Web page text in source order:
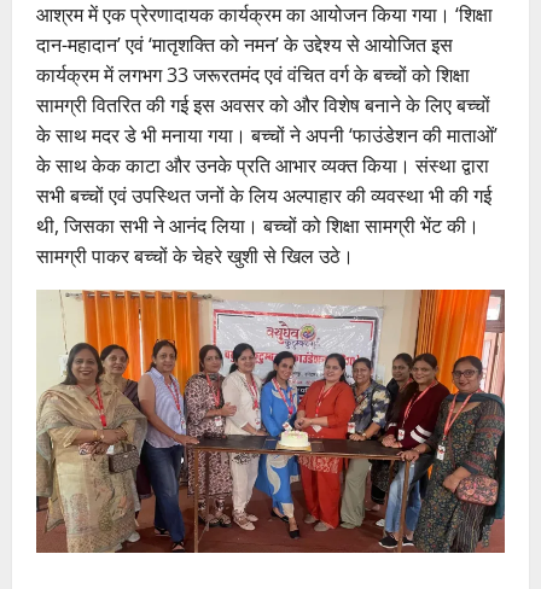
आश्रम में एक प्रेरणादायक कार्यक्रम का आयोजन किया गया। ‘शिक्षा
दान-महादान’ एवं ‘मातृशक्ति को नमन’ के उद्देश्य से आयोजित इस
कार्यक्रम में लगभग 33 जरूरतमंद एवं वंचित वर्ग के बच्चों को शिक्षा
सामग्री वितरित की गई इस अवसर को और विशेष बनाने के लिए बच्चों
के साथ मदर डे भी मनाया गया। बच्चों ने अपनी ‘फाउंडेशन की माताओं’
के साथ केक काटा और उनके प्रति आभार व्यक्त किया। संस्था द्वारा
सभी बच्चों एवं उपस्थित जनों के लिय अल्पाहार की व्यवस्था भी की गई
थी, जिसका सभी ने आनंद लिया। बच्चों को शिक्षा सामग्री भेंट की।
सामग्री पाकर बच्चों के चेहरे खुशी से खिल उठे।